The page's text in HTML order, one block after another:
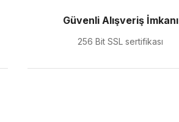
Güvenli Alışveriş İmkanı
256 Bit SSL sertifikası